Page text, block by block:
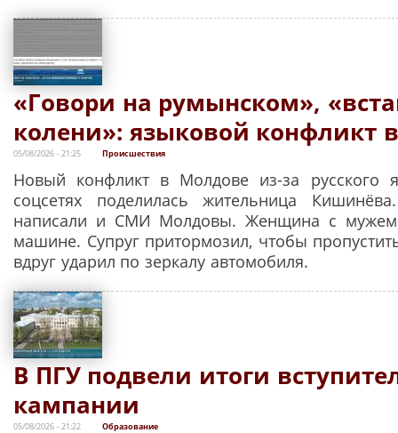
«Говори на румынском»,
колени»: языковой конфликт
05/08/2026 - 21:25 Происшествия
Новый конфликт в Молдове из-за русского
соцсетях поделилась жительница
написали и СМИ Молдовы. Женщина с
машине. Супруг притормозил, чтобы
вдруг ударил по зеркалу автомобиля.
В ПГУ подвели итоги
кампании
05/08/2026 - 21:22 Образование